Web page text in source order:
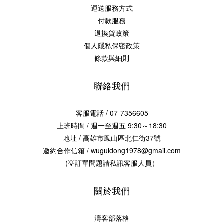
運送服務方式
付款服務
退換貨政策
個人隱私保密政策
條款與細則
聯絡我們
客服電話 / 07-7356605
上班時間 / 週一至週五 9:30～18:30
地址 / 高雄市鳳山區北仁街37號
邀約合作信箱 / wuguidong1978@gmail.com
(💡訂單問題請私訊客服人員）
關於我們
濤客部落格